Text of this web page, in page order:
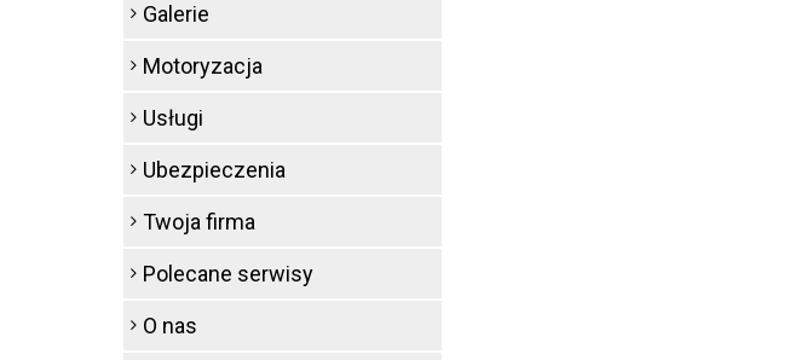
Galerie
Motoryzacja
Usługi
Ubezpieczenia
Twoja firma
Polecane serwisy
O nas